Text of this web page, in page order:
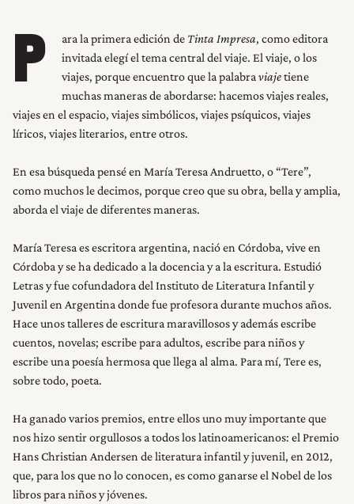
P ara la primera edición de Tinta Impresa, como editora
invitada elegí el tema central del viaje. El viaje, o los
viajes, porque encuentro que la palabra viajetiene
muchas maneras de abordarse: hacemos viajes reales,
viajes en el espacio, viajes simbólicos, viajes psíquicos, viajes
líricos, viajes literarios, entre otros.
En esa búsqueda pensé en María Teresa Andruetto, o “Tere”,
como muchos le decimos, porque creo que su obra, bella y amplia,
aborda el viaje de diferentes maneras.
María Teresa es escritora argentina, nació en Córdoba, vive en
Córdoba y se ha dedicado a la docencia y a la escritura. Estudió
Letras y fue cofundadora del Instituto de Literatura Infantil y
Juvenil en Argentina donde fue profesora durante muchos años.
Hace unos talleres de escritura maravillosos y además escribe
cuentos, novelas; escribe para adultos, escribe para niños y
escribe una poesía hermosa que llega al alma. Para mí, Tere es,
sobre todo, poeta.
Ha ganado varios premios, entre ellos uno muy importante que
nos hizo sentir orgullosos a todos los latinoamericanos: el Premio
Hans Christian Andersen de literatura infantil y juvenil, en 2012,
que, para los que no lo conocen, es como ganarse el Nobel de los
libros para niños y jóvenes.